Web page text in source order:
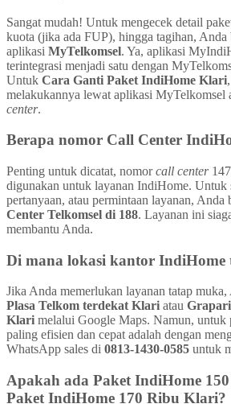
Sangat mudah! Untuk mengecek detail
kuota (jika ada FUP), hingga tagihan, Anda
aplikasi MyTelkomsel. Ya, aplikasi
terintegrasi menjadi satu dengan
Untuk Cara Ganti Paket IndiHome Klari
melakukannya lewat aplikasi MyTelkomsel
center.
Berapa nomor Call Center
Penting untuk dicatat, nomorcall center147
digunakan untuk layanan IndiHome. Untuk
pertanyaan, atau permintaan layanan, Anda
Center Telkomsel di 188. Layanan ini
membantu Anda.
Di mana lokasi kantor IndiHome
Jika Anda memerlukan layanan tatap
Plasa Telkom terdekat Klari atau
Klari melalui Google Maps. Namun, untuk
paling efisien dan cepat adalah dengan
WhatsApp sales di 0813-1430-0585 untuk
Apakah ada Paket IndiHome
Paket IndiHome 170 Ribu Klari?